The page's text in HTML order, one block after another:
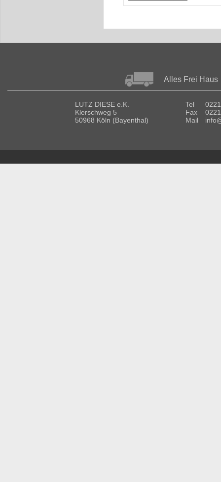
Alles Frei Haus
LUTZ DIESE e.K.
Klerschweg 5
50968 Köln (Bayenthal)
Tel
Fax
Mail